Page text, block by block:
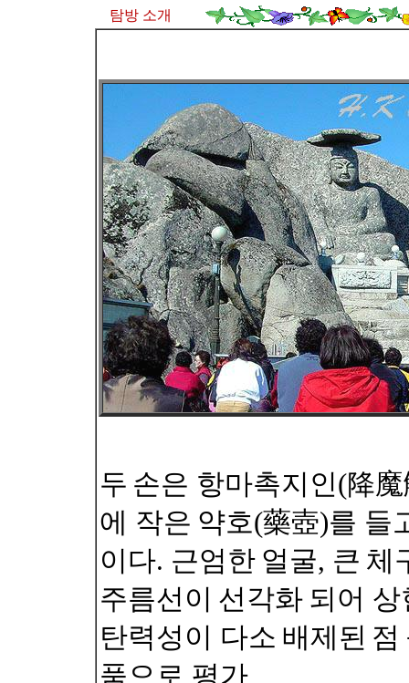
탐방 소개
두 손은 항마촉지인(降
에 작은 약호(藥壺)를 들
이다. 근엄한 얼굴, 큰 체
주름선이 선각화 되어
탄력성이 다소 배제된 점
품으로 평가